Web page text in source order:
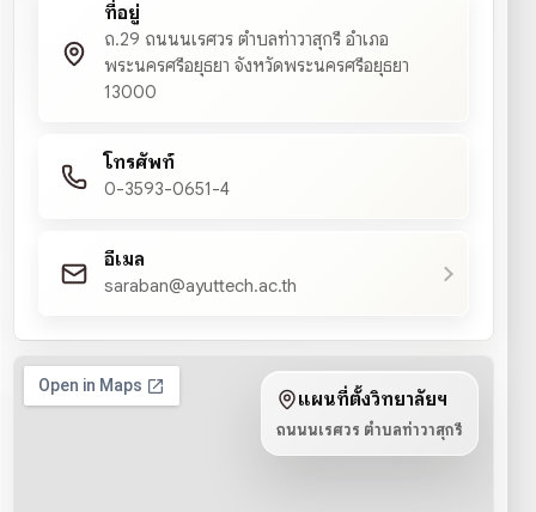
ที่อยู่
ถ.29 ถนนนเรศวร ตำบลท่าวาสุกรี อำเภอ
พระนครศรีอยุธยา จังหวัดพระนครศรีอยุธยา
13000
โทรศัพท์
0-3593-0651-4
อีเมล
saraban@ayuttech.ac.th
แผนที่ตั้งวิทยาลัยฯ
ถนนนเรศวร ตำบลท่าวาสุกรี